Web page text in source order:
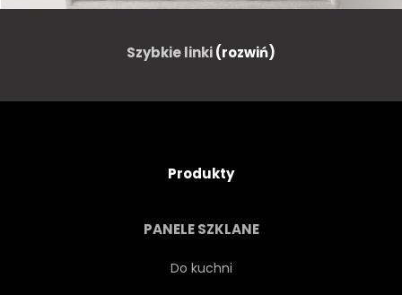
Szybkie linki(rozwiń)
Produkty
PANELE SZKLANE
Do kuchni